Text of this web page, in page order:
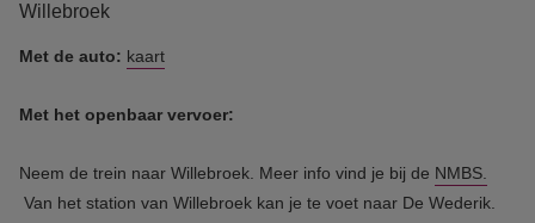
Willebroek
Met de auto: kaart
Met het openbaar vervoer:
Neem de trein naar Willebroek. Meer info vind je bij de NMBS.
Van het station van Willebroek kan je te voet naar De Wederik.